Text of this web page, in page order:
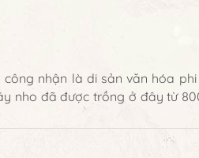
nhận là di sản văn hóa phi
nho đã được trồng ở đây từ